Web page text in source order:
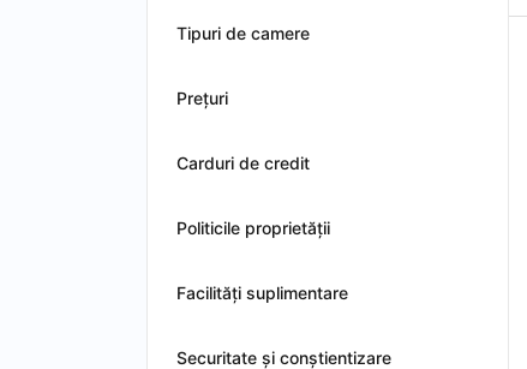
Tipuri de camere
Preţuri
Carduri de credit
Politicile proprietății
Facilităţi suplimentare
Securitate și conștientizare